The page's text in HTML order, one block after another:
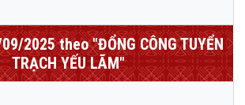
2025 theo "ĐỔNG CÔNG TUYỂN
TRẠCH YẾU LÃM"